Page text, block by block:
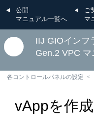
公開
マニュアル一覧へ
ご
マ
IIJ GIOインフ
Gen.2 VPC
各コントロールパネルの設定
vAppを作